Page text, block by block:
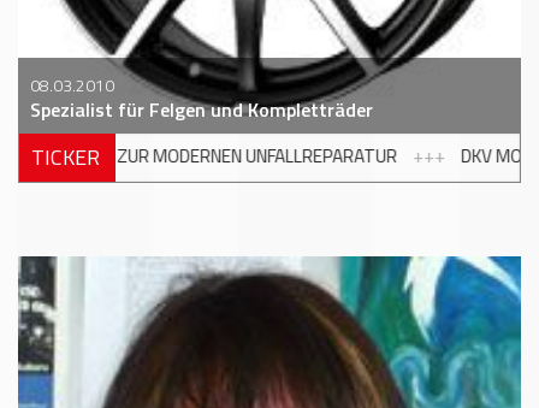
08.03.2010
Spezialist für Felgen und Kompletträder
TICKER +++ DKV MOBILITY UND SHELL ERWEITERN